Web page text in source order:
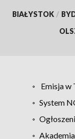
BIAŁYSTOK /
Emisja w
System